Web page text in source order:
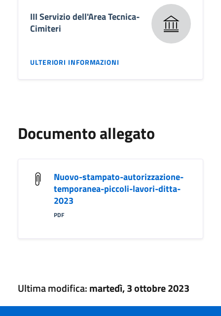
III Servizio dell'Area Tecnica-
Cimiteri
ULTERIORI INFORMAZIONI
Documento allegato
Nuovo-stampato-autorizzazione-
temporanea-piccoli-lavori-ditta-
2023
PDF
Ultima modifica:martedì, 3 ottobre 2023